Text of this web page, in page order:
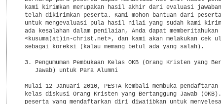
kami kirimkan merupakan hasil akhir dari evaluasi
telah dikirimkan peserta. Kami mohon bantuan dari
untuk mengevaluasi pula hasil nilai yang sudah kami
ada kesalahan dalam penilaian, Anda dapat memberitahukan
<kusuma(at)in-christ.net>, dan kami akan melakukan cek
  sebagai koreksi (kalau memang betul ada yang salah).
3. Pengumuman Pembukaan Kelas OKB (Orang Kristen yang
     Jawab) untuk Para Alumni
Mulai 12 Januari 2010, PESTA kembali membuka pendaftaran
kelas diskusi Orang Kristen yang Bertanggung Jawab
peserta yang mendaftarkan diri diwajibkan untuk